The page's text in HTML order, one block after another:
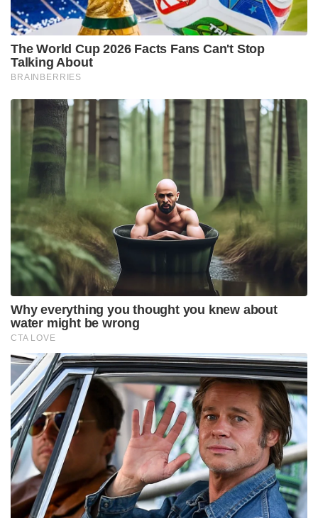
The World Cup 2026 Facts Fans Can't Stop
Talking About
BRAINBERRIES
Why everything you thought you knew about
water might be wrong
CTA LOVE